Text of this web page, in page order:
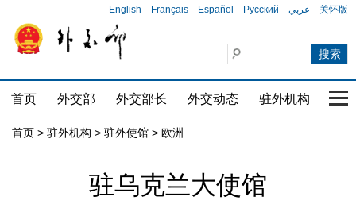
English Français Español Русский عربي 关怀版
首页 外交部 外交部长 外交动态 驻外机构 国
首页 > 驻外机构 > 驻外使馆 > 欧洲
驻乌克兰大使馆